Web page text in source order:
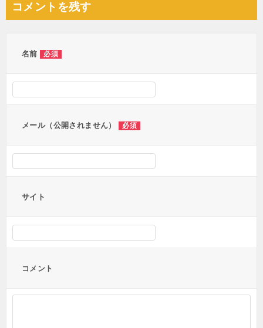
ビ
コメントを残す
名前 必須
メール（公開されません） 必須
サイト
コメント